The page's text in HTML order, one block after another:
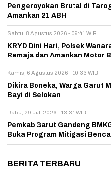
Pengeroyokan Brutal di
Amankan 21 ABH
Sabtu, 8 Agustus 2026 - 09:41 WIB
KRYD Dini Hari, Polsek
Remaja dan Amankan Motor
Kamis, 6 Agustus 2026 - 10:33 WIB
Dikira Boneka, Warga Garut
Bayi di Selokan
Rabu, 29 Juli 2026 - 13:31 WIB
Pemkab Garut Gandeng
Buka Program Mitigasi
BERITA TERBARU